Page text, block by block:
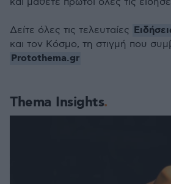
Thema Insights
Δείτε όλες τις τελευταίες
και τον Κόσμο, τη στιγμή που
Protothema.gr